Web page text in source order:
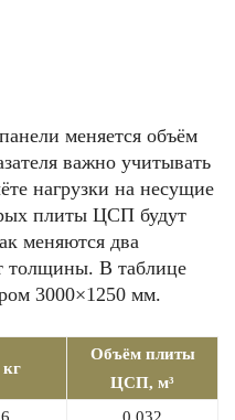
меняется объём
важно учитывать
нагрузки на несущие
плиты ЦСП будут
меняются два
толщины. В таблице
3000×1250 мм.
кг
Объём плиты
ЦСП, м³